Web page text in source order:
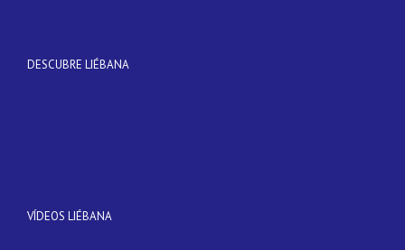
DESCUBRE LIÉBANA
VÍDEOS LIÉBANA